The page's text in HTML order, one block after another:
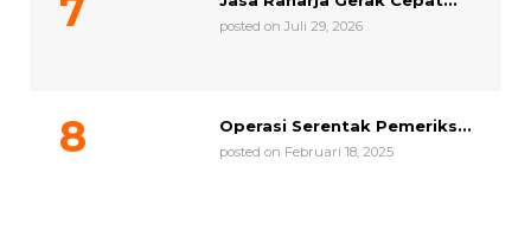
posted on Juli 29, 2026
Operasi Serentak Pemeriks...
posted on Februari 18, 2025